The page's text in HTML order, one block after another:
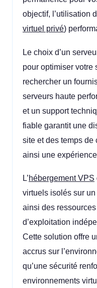
objectif, l’utilisation
virtuel privé)
Le choix d’un
pour optimiser votre
rechercher un
serveurs haute
et un support
fiable garantit une
site et des temps de
ainsi une
L’hébergement VPS
virtuels isolés sur
ainsi des
d’exploitation
Cette solution offre
accrus sur
qu’une sécurité
environnements